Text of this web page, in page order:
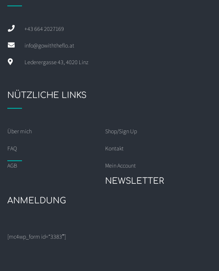
+43 664 2027169
info@gowiththeflo.at
Lederergasse 43, 4020 Linz
NÜTZLICHE LINKS
Über mich Shop/Sign Up
FAQ Kontakt
AGB Mein Account
NEWSLETTER
ANMELDUNG
[mc4wp_form id=“3383″]